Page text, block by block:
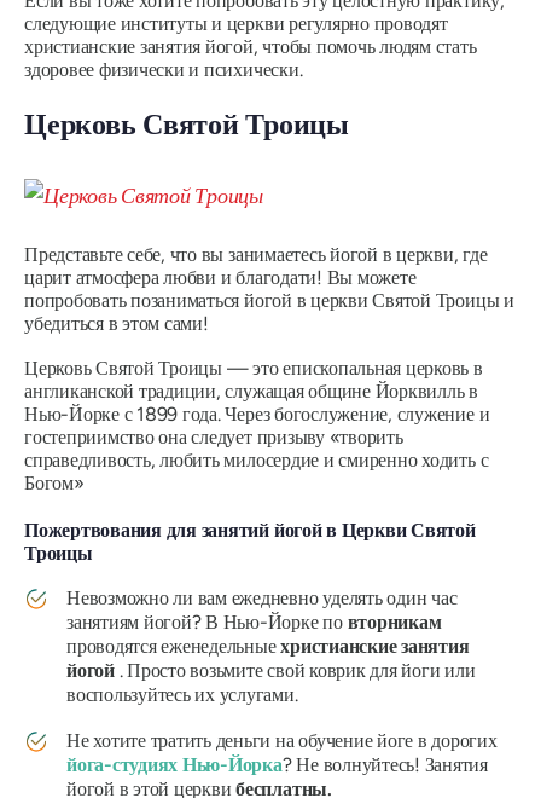
следующие институты и церкви регулярно проводят
христианские занятия йогой, чтобы помочь людям стать
здоровее физически и психически.
Церковь Святой Троицы
Представьте себе, что вы занимаетесь йогой в церкви, где
царит атмосфера любви и благодати! Вы можете
попробовать позаниматься йогой в церкви Святой Троицы и
убедиться в этом сами!
Церковь Святой Троицы — это епископальная церковь в
англиканской традиции, служащая общине Йорквилль в
Нью-Йорке с 1899 года. Через богослужение, служение и
гостеприимство она следует призыву «творить
справедливость, любить милосердие и смиренно ходить с
Богом»
Пожертвования для занятий йогой в Церкви Святой
Троицы
Невозможно ли вам ежедневно уделять один час
занятиям йогой? В Нью-Йорке по вторникам
проводятся еженедельныехристианские занятия
йогой . Просто возьмите свой коврик для йоги или
воспользуйтесь их услугами.
Не хотите тратить деньги на обучение йоге в дорогих
йога-студиях Нью-Йорка? Не волнуйтесь! Занятия
йогой в этой церквибесплатны.